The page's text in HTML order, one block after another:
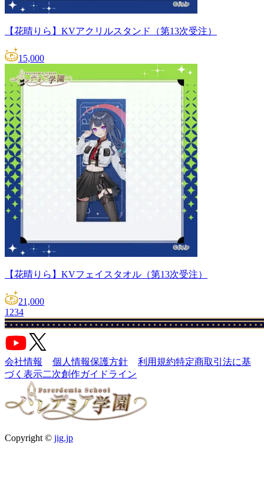
【花晴りら】KVアクリルスタンド（第13次受注）
15,000
【花晴りら】KVフェイスタオル（第13次受注）
21,000
1 234
会社情報 個人情報保護方針 利用規約特定商取引法に基
づく表示二次創作ガイドライン
Copyright © jig.jp